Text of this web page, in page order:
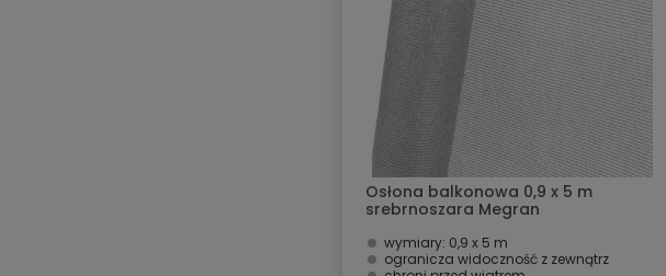
Osłona balkonowa 0,9 x 5 m
srebrnoszara Megran
wymiary: 0,9 x 5 m
ogranicza widoczność z zewnątrz